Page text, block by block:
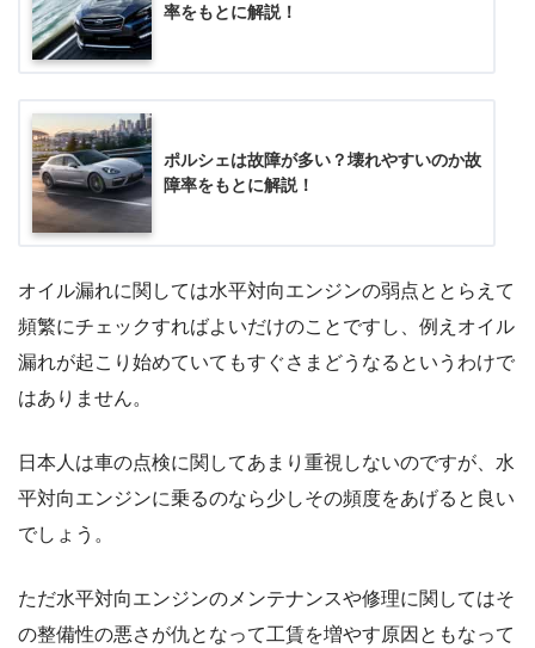
率をもとに解説！
ポルシェは故障が多い？壊れやすいのか故
障率をもとに解説！
オイル漏れに関しては水平対向エンジンの弱点ととらえて
頻繁にチェックすればよいだけのことですし、例えオイル
漏れが起こり始めていてもすぐさまどうなるというわけで
はありません。
日本人は車の点検に関してあまり重視しないのですが、水
平対向エンジンに乗るのなら少しその頻度をあげると良い
でしょう。
ただ水平対向エンジンのメンテナンスや修理に関してはそ
の整備性の悪さが仇となって工賃を増やす原因ともなって